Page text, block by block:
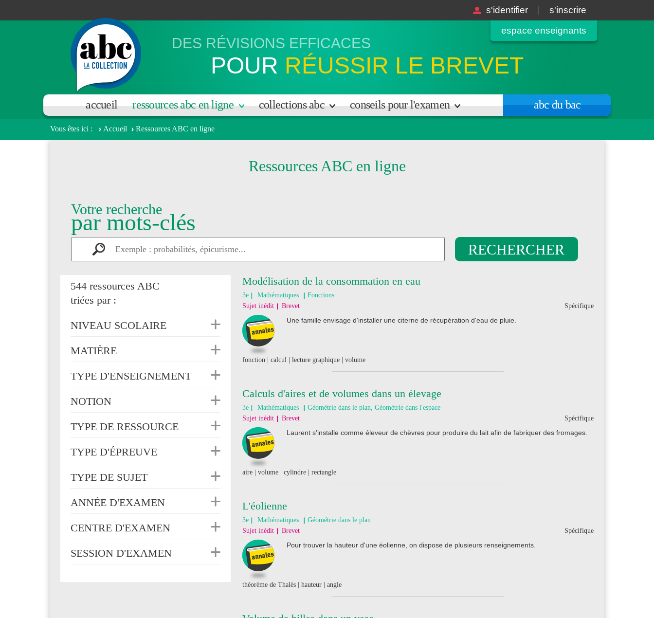
s'identifier
s'inscrire
espace enseignants
DES RÉVISIONS EFFICACES
POUR RÉUSSIR LE BREVET
accueil ressources abc en ligne collections abc conseils pour l'examen abc du bac
Vous êtes ici Accueil Ressources ABC en ligne
Ressources ABC en ligne
Votre recherche
par mots-clés
544 ressources ABC
triées par :
NIVEAU SCOLAIRE
MATIÈRE
TYPE D'ENSEIGNEMENT
NOTION
TYPE DE RESSOURCE
TYPE D'ÉPREUVE
TYPE DE SUJET
ANNÉE D'EXAMEN
CENTRE D'EXAMEN
SESSION D'EXAMEN
Modélisation de la consommation en eau
3e Mathématiques
Fonctions
Spécifique
Sujet inédit Brevet
Une famille envisage d'installer une citerne de récupération d'eau de pluie.
fonction | calcul | lecture graphique | volume
Calculs d'aires et de volumes dans un élevage
3e Mathématiques
Géométrie dans le plan, Géométrie dans l'espace
Spécifique
Sujet inédit Brevet
Laurent s'installe comme éleveur de chèvres pour produire du lait afin de fabriquer des fromages.
aire | volume | cylindre | rectangle
L'éolienne
3e Mathématiques
Géométrie dans le plan
Spécifique
Sujet inédit Brevet
Pour trouver la hauteur d'une éolienne, on dispose de plusieurs renseignements.
théorème de Thalès | hauteur | angle